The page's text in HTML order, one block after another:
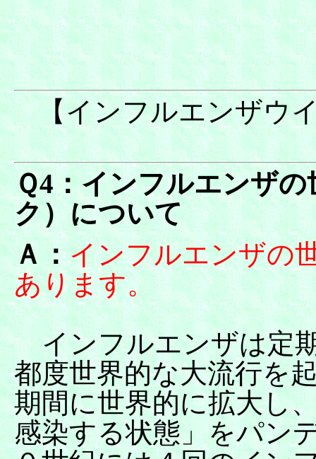
【インフルエン
Ｑ4：インフルエンザ
ク）について
Ａ：インフルエンザの
あります。
インフルエンザは定
都度世界的な大流行を
期間に世界的に拡大し
感染する状態」をパン